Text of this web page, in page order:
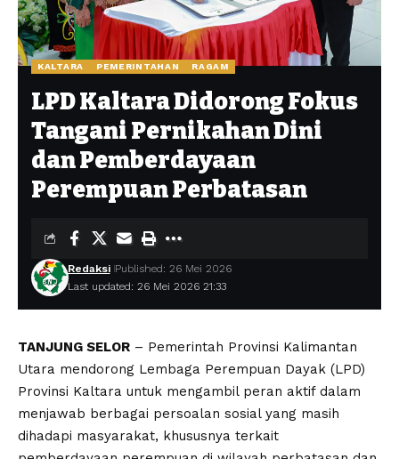
KALTARA PEMERINTAHAN RAGAM
LPD Kaltara Didorong Fokus
Tangani Pernikahan Dini
dan Pemberdayaan
Perempuan Perbatasan
Last updated: 26 Mei 2026 21:33
Redaksi Published: 26 Mei 2026
TANJUNG SELOR – Pemerintah Provinsi Kalimantan
Utara mendorong Lembaga Perempuan Dayak (LPD)
Provinsi Kaltara untuk mengambil peran aktif dalam
menjawab berbagai persoalan sosial yang masih
dihadapi masyarakat, khususnya terkait